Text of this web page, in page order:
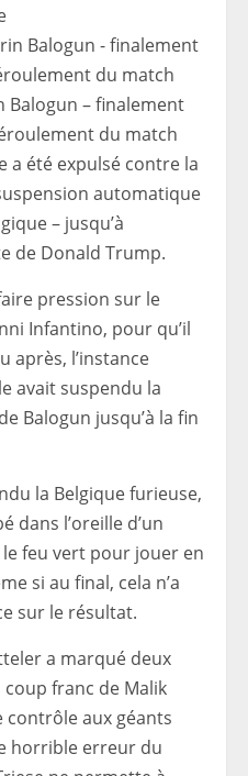
Balogun – finalement
du match
a été expulsé contre la
automatique
– jusqu’à
de Donald Trump.
pression sur le
Infantino, pour qu’il
après, l’instance
avait suspendu la
Balogun jusqu’à la fin
la Belgique furieuse,
dans l’oreille d’un
feu vert pour jouer en
si au final, cela n’a
sur le résultat.
a marqué deux
franc de Malik
aux géants
horrible erreur du